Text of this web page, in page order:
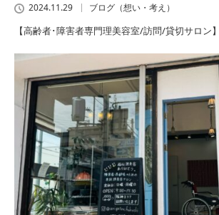
2024.11.29 ブログ（想い・考え）
【高齢者･障害者専門理美容室/訪問/貸切サロン】